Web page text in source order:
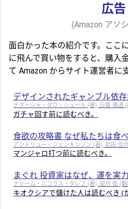
広告
(Amazon アソ
面白かった本の紹介です。ここ
に飛んで買い物をすると、購入
て Amazon からサイト運営者に
デザインされたギャンブル依
ナターシャ・ダウ・シュール (著), 日暮 雅通 (
ガチャ回す前に読むべき。
食欲の攻略書 なぜ私たちは食
アンドリュー・ジェンキンソン (著), 岩田 佳
マンジャロ打つ前に読むべき。
まぐれ 投資家はなぜ、運を実
ナシーム・ニコラス・タレブ (著), 望月 衛 (翻
キオクシアで儲けた人は読むべき (